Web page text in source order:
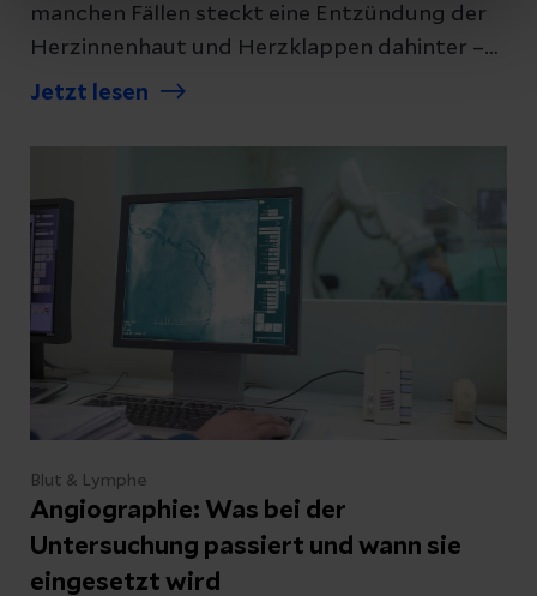
manchen Fällen steckt eine Entzündung der
Herzinnenhaut und Herzklappen dahinter –
die Endokarditis. Was jetzt hilft.
Jetzt lesen
Blut & Lymphe
Angiographie: Was bei der
Untersuchung passiert und wann sie
eingesetzt wird